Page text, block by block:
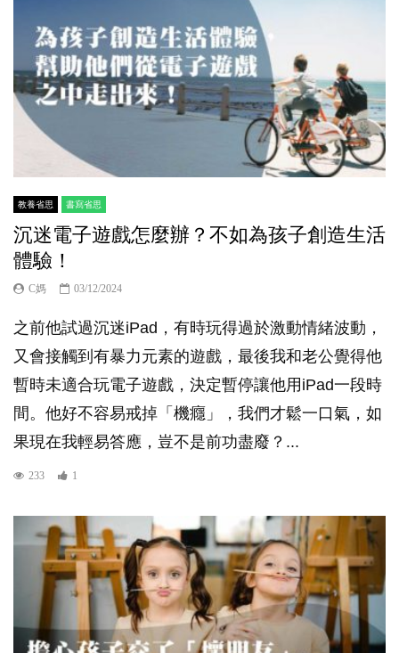
教養省思 書寫省思
沉迷電子遊戲怎麼辦？不如為孩子創造生活
體驗！
C媽 03/12/2024
之前他試過沉迷iPad，有時玩得過於激動情緒波動，
又會接觸到有暴力元素的遊戲，最後我和老公覺得他
暫時未適合玩電子遊戲，決定暫停讓他用iPad一段時
間。他好不容易戒掉「機癮」，我們才鬆一口氣，如
果現在我輕易答應，豈不是前功盡廢？...
233 1